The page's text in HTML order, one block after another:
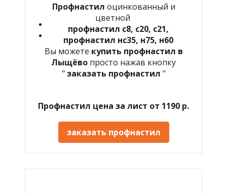
Профнастил оцинкованный и
цветной
профнастил с8, с20, с21,
профнастил нс35, н75, н60
Вы можете купить профнастил в
Лыщёво просто нажав кнопку
" заказать профнастил "
Профнастил цена за лист от 1190 р.
заказать профнастил